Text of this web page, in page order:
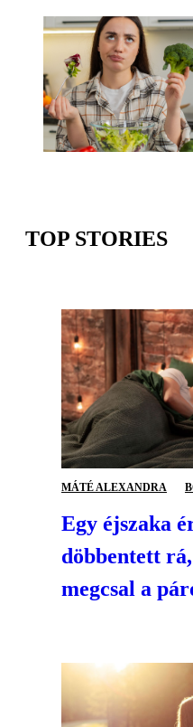
TOP STORIES
MÁTÉ ALEXANDRA
Egy éjszaka
döbbentett
megcsal a